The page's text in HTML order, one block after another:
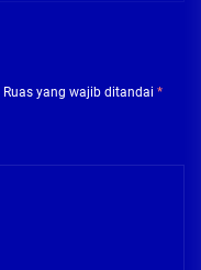
Ruas yang wajib ditandai *